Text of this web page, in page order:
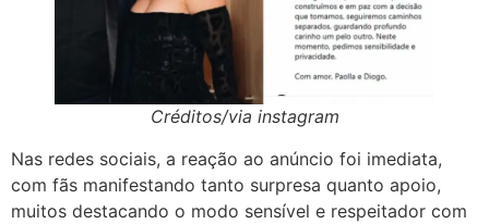
Créditos/via instagram
Nas redes sociais, a reação ao anúncio foi imediata,
com fãs manifestando tanto surpresa quanto apoio,
muitos destacando o modo sensível e respeitador com